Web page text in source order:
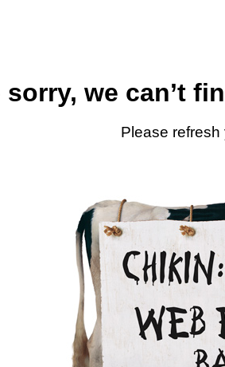
sorry, we can’t
Please refresh